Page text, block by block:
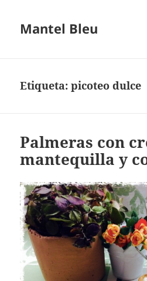
Mantel Bleu
Etiqueta:picoteo dulce
Palmeras con
mantequilla y